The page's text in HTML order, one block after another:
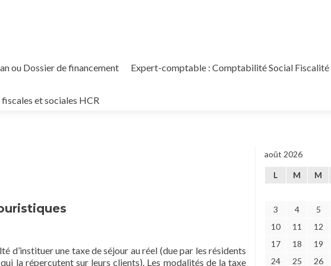
ou Dossier de financement Expert-comptable : Comptabilité Social Fiscalité
et sociales HCR
d’instituer une taxe de séjour au réel (due par les résidents
la répercutent sur leurs clients). Les modalités de la taxe
août 2026
L M M
3
4 5
10
11 12
17
18 19
24
25 26